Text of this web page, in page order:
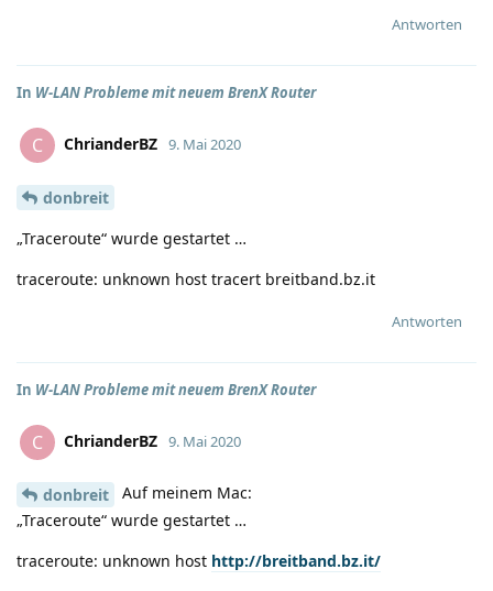
Antworten
In W-LAN Probleme mit neuem BrenX Router
C ChrianderBZ 9. Mai 2020
donbreit
„Traceroute“ wurde gestartet …
traceroute: unknown host tracert breitband.bz.it
Antworten
In W-LAN Probleme mit neuem BrenX Router
C ChrianderBZ 9. Mai 2020
donbreit
Auf meinem Mac:
„Traceroute“ wurde gestartet …
traceroute: unknown host http://breitband.bz.it/